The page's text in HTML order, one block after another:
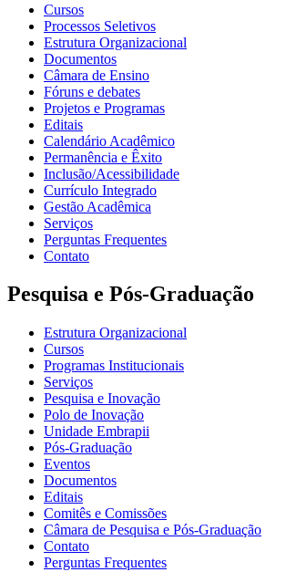
Cursos
Processos Seletivos
Estrutura Organizacional
Documentos
Câmara de Ensino
Fóruns e debates
Projetos e Programas
Editais
Calendário Acadêmico
Permanência e Êxito
Inclusão/Acessibilidade
Currículo Integrado
Gestão Acadêmica
Serviços
Perguntas Frequentes
Contato
Pesquisa e Pós-Graduação
Estrutura Organizacional
Cursos
Programas Institucionais
Serviços
Pesquisa e Inovação
Polo de Inovação
Unidade Embrapii
Pós-Graduação
Eventos
Documentos
Editais
Comitês e Comissões
Câmara de Pesquisa e Pós-Graduação
Contato
Perguntas Frequentes